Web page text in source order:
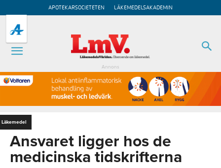
APOTEKARSOCIETETEN LÄKEMEDELSAKADEMIN
Annons
Läkemedel
Ansvaret ligger hos de
medicinska tidskrifterna